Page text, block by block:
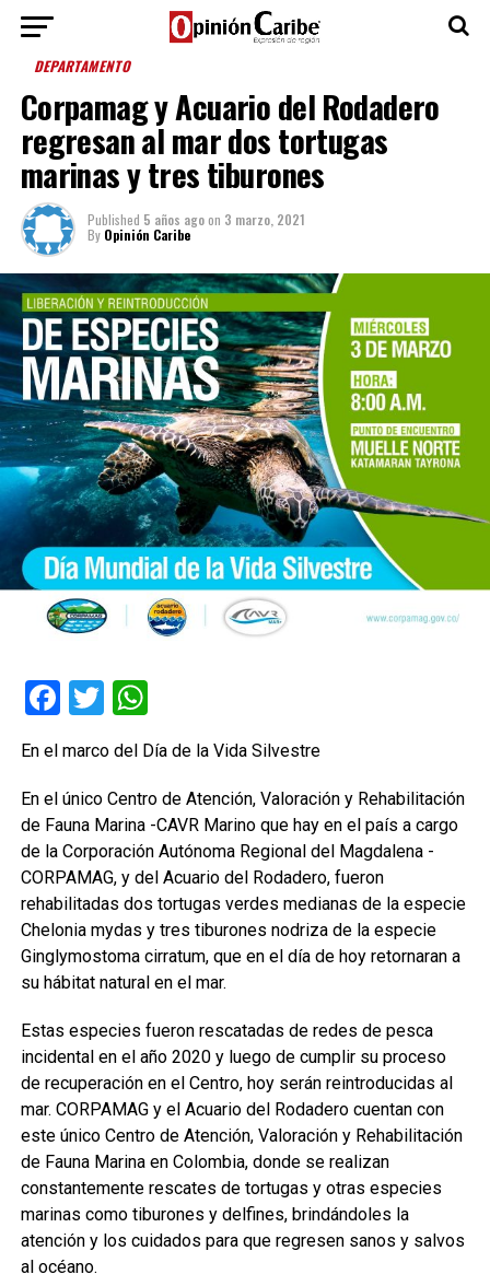
DEPARTAMENTO
Corpamag y Acuario del Rodadero
regresan al mar dos tortugas
marinas y tres tiburones
Published 5 años agoon 3 marzo, 2021
By Opinión Caribe
Facebook
TwitterWhatsApp
En el marco del Día de la Vida Silvestre
En el único Centro de Atención, Valoración y Rehabilitación
de Fauna Marina -CAVR Marino que hay en el país a cargo
de la Corporación Autónoma Regional del Magdalena -
CORPAMAG, y del Acuario del Rodadero, fueron
rehabilitadas dos tortugas verdes medianas de la especie
Chelonia mydas y tres tiburones nodriza de la especie
Ginglymostoma cirratum, que en el día de hoy retornaran a
su hábitat natural en el mar.
Estas especies fueron rescatadas de redes de pesca
incidental en el año 2020 y luego de cumplir su proceso
de recuperación en el Centro, hoy serán reintroducidas al
mar. CORPAMAG y el Acuario del Rodadero cuentan con
este único Centro de Atención, Valoración y Rehabilitación
de Fauna Marina en Colombia, donde se realizan
constantemente rescates de tortugas y otras especies
marinas como tiburones y delfines, brindándoles la
atención y los cuidados para que regresen sanos y salvos
al océano.